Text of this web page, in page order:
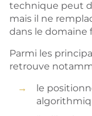
technique peut
mais il ne
dans le domaine
Parmi les
retrouve
le